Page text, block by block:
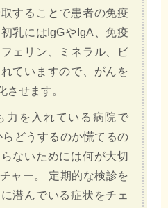
することで患者の免疫
乳にはIgGやIgA、免疫
ェリン、ミネラル、ビ
ていますので、がんを
させます。
力を入れている病院で
どうするのか慌てるの
ないためには何が大切
ャー。 定期的な検診を
潜んでいる症状をチェ